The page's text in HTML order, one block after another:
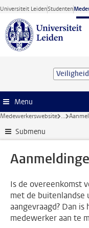
Ga direct naar de
Universiteit LeidenStudenten
Menu
Medewerkerswebsite ...
Submenu
Is de overeenkomst
met de buitenlandse
aangevraagd? Dan
medewerker aan te